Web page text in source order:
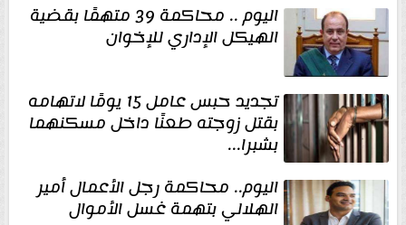
اليوم .. محاكمة 39 متهمًا بقضية
الهيكل الإداري للإخوان
تجديد حبس عامل 15 يومًا لاتهامه
بقتل زوجته طعنًا داخل مسكنهما
بشبرا...
اليوم.. محاكمة رجل الأعمال أمير
الهلالي بتهمة غسل الأموال